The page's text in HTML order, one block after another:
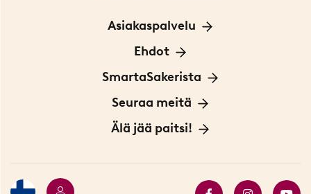
Asiakaspalvelu
Ota yhteyttä
Ehdot
Tietoa evästeistä
Yksityisyydensuoja
Sopimusehdot
SmartaSakerista
Meistä
Myymälä Tukholmassa
Seuraa meitä
Innovaattoriblogi
Älä jää paitsi!